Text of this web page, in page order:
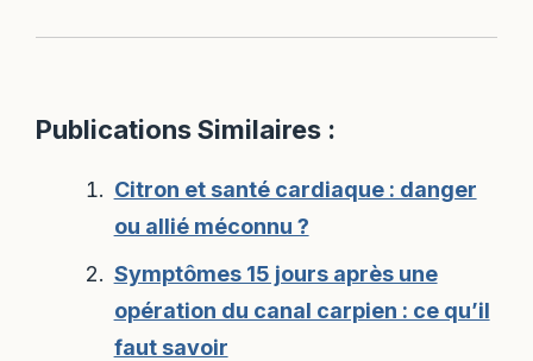
Publications Similaires :
Citron et santé cardiaque : danger
ou allié méconnu ?
Symptômes 15 jours après une
opération du canal carpien : ce qu’il
faut savoir